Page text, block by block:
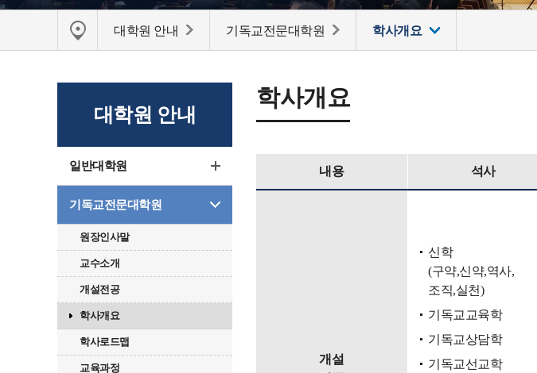
대학원 안내 기독교전문대학원 학사개요
대학원 안내
일반대학원
기독교전문대학원
원장인사말
교수소개
개설전공
학사개요
학사로드맵
교육과정
학사개요
내용 석사
개설
신학
(구약,신약,역사,
조직,실천)
기독교교육학
기독교상담학
기독교선교학